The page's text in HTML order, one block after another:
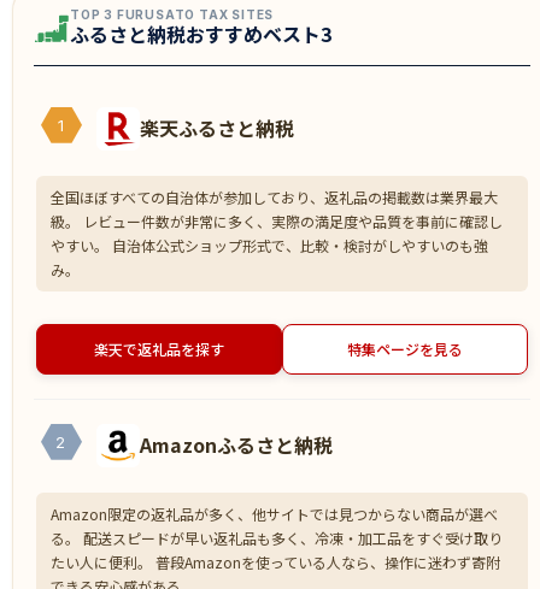
TOP 3 FURUSATO TAX SITES
ふるさと納税おすすめベスト3
1 楽天ふるさと納税
全国ほぼすべての自治体が参加しており、返礼品の掲載数は業界最大
級。 レビュー件数が非常に多く、実際の満足度や品質を事前に確認し
やすい。 自治体公式ショップ形式で、比較・検討がしやすいのも強
み。
楽天で返礼品を探す 特集ページを見る
2 Amazonふるさと納税
Amazon限定の返礼品が多く、他サイトでは見つからない商品が選べ
る。 配送スピードが早い返礼品も多く、冷凍・加工品をすぐ受け取り
たい人に便利。 普段Amazonを使っている人なら、操作に迷わず寄附